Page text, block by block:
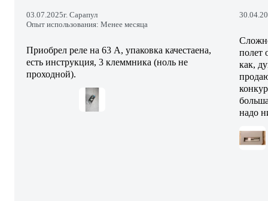
03.07.2025г. Сарапул
Опыт использования: Менее месяца
Приобрел реле на 63 А, упаковка качестаена,
есть инструкция, 3 клеммника (ноль не
проходной).
полет
как,
надо